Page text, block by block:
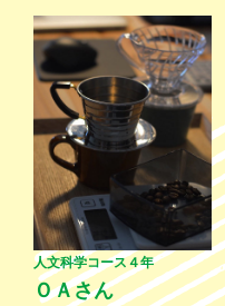
人文科学コース４年
ＯＡさん